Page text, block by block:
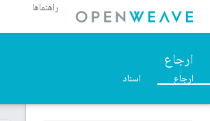
راهنماها
ارجاع
ارجاع اسناد